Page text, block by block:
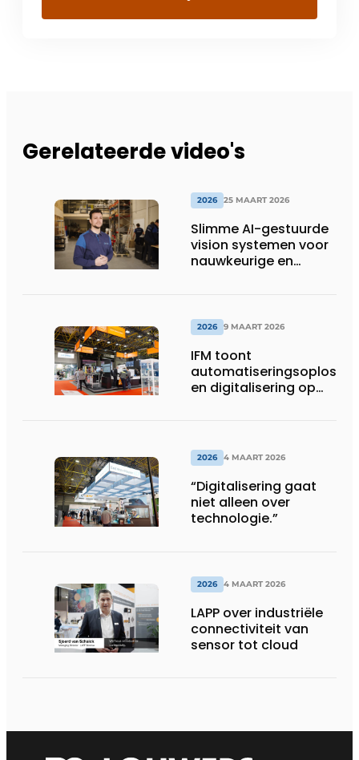
Gerelateerde video's
2026 25 MAART 2026
Slimme AI-gestuurde
vision systemen voor
nauwkeurige en
2026 9 MAART 2026
IFM toont
en digitalisering op
2026 4 MAART 2026
“Digitalisering gaat
niet alleen over
technologie.”
2026 4 MAART 2026
LAPP over industriële
connectiviteit van
sensor tot cloud